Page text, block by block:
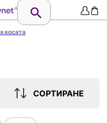
косата
СОРТИРАНЕ